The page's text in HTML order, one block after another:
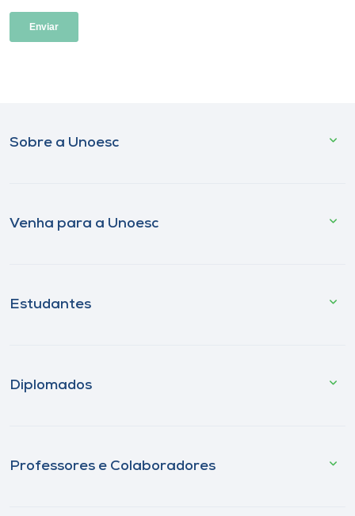
Sobre a Unoesc
Venha para a Unoesc
Estudantes
Diplomados
Professores e Colaboradores